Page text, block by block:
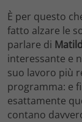
È per questo
fatto alzare le
parlare di
interessante e
suo lavoro più
programma: e
esattamente
contano